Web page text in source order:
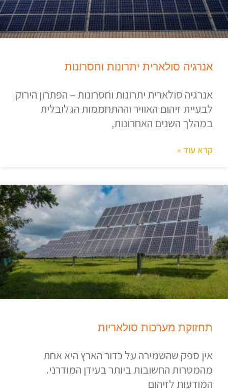
אנרגיה סולארית יתרונות וחסרונות
אנרגיה סולארית יתרונות וחסרונות – הפתרון הירוק
לבעיית זיהום האוויר וההתחממות הגלובלית
במהלך השנים האחרונות,
קרא עוד »
תחזוקת מערכות סולאריות
אין ספק שהשמירה על כדור הארץ היא אחת
מהמטרות החשובות ביותר בעידן המודרני.
המודעות לזיהום